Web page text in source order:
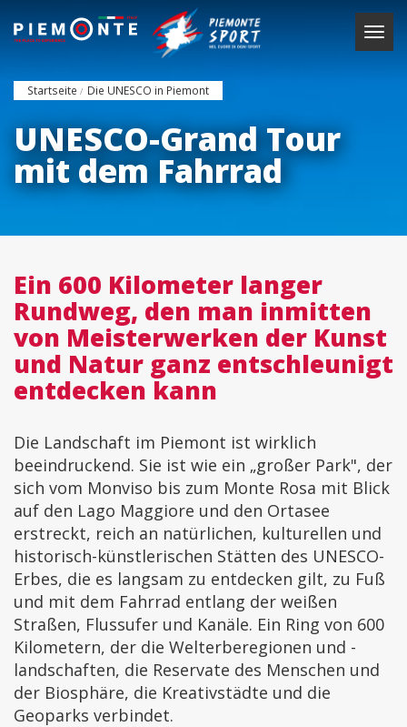
zum
Inhalt
Startseite Die UNESCO in Piemont
UNESCO-Grand Tour
mit dem Fahrrad
Ein 600 Kilometer langer
Rundweg, den man inmitten
von Meisterwerken der Kunst
und Natur ganz entschleunigt
entdecken kann
Die Landschaft im Piemont ist wirklich
beeindruckend. Sie ist wie ein „großer Park", der
sich vom Monviso bis zum Monte Rosa mit Blick
auf den Lago Maggiore und den Ortasee
erstreckt, reich an natürlichen, kulturellen und
historisch-künstlerischen Stätten des UNESCO-
Erbes, die es langsam zu entdecken gilt, zu Fuß
und mit dem Fahrrad entlang der weißen
Straßen, Flussufer und Kanäle. Ein Ring von 600
Kilometern, der die Welterberegionen und -
landschaften, die Reservate des Menschen und
der Biosphäre, die Kreativstädte und die
Geoparks verbindet.